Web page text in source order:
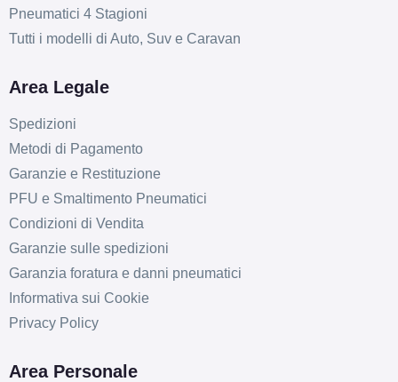
D
Pneumatici 4 Stagioni
Tutti i modelli di Auto, Suv e Caravan
Area Legale
Spedizioni
Metodi di Pagamento
Garanzie e Restituzione
PFU e Smaltimento Pneumatici
Condizioni di Vendita
Garanzie sulle spedizioni
Garanzia foratura e danni pneumatici
Informativa sui Cookie
Privacy Policy
Area Personale